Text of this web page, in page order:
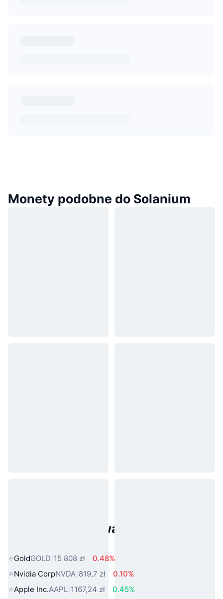
Monety podobne do Solanium
Popularne aktywa ze świata
GoldGOLD 15 808 zł
0.48%
Nvidia CorpNVDA 819,7 zł
0.10%
Apple Inc.AAPL 1167,24 zł
0.45%